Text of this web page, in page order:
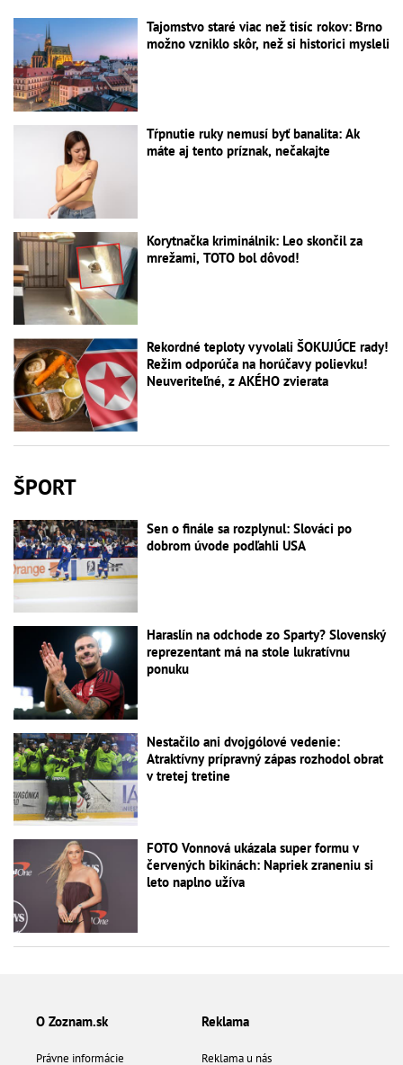
Tajomstvo staré viac než tisíc rokov: Brno
možno vzniklo skôr, než si historici mysleli
Tŕpnutie ruky nemusí byť banalita: Ak
máte aj tento príznak, nečakajte
Korytnačka kriminálnik: Leo skončil za
mrežami, TOTO bol dôvod!
Rekordné teploty vyvolali ŠOKUJÚCE rady!
Režim odporúča na horúčavy polievku!
Neuveriteľné, z AKÉHO zvierata
ŠPORT
Sen o finále sa rozplynul: Slováci po
dobrom úvode podľahli USA
Haraslín na odchode zo Sparty? Slovenský
reprezentant má na stole lukratívnu
ponuku
Nestačilo ani dvojgólové vedenie:
Atraktívny prípravný zápas rozhodol obrat
v tretej tretine
FOTO Vonnová ukázala super formu v
červených bikinách: Napriek zraneniu si
leto naplno užíva
O Zoznam.sk
Právne informácie
Reklama
Reklama u nás